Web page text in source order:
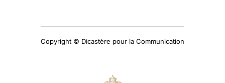
Copyright © Dicastère pour la Communication